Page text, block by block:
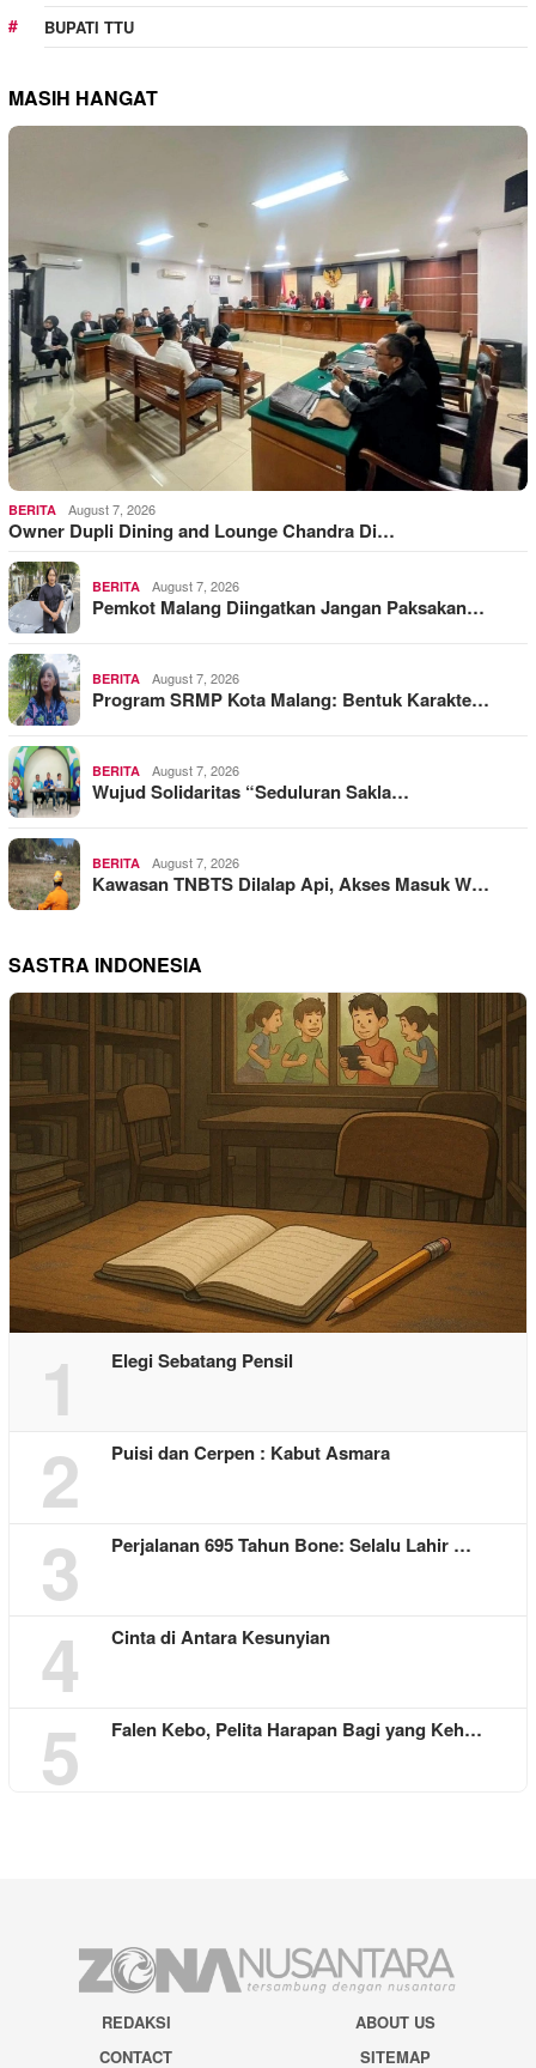
BUPATI TTU
MASIH HANGAT
BERITA August 7, 2026
Owner Dupli Dining and Lounge Chandra Di…
BERITA August 7, 2026
Pemkot Malang Diingatkan Jangan Paksakan…
BERITA August 7, 2026
Program SRMP Kota Malang: Bentuk Karakte…
BERITA August 7, 2026
Wujud Solidaritas “Seduluran Sakla…
BERITA August 7, 2026
Kawasan TNBTS Dilalap Api, Akses Masuk W…
SASTRA INDONESIA
1 Elegi Sebatang Pensil
2 Puisi dan Cerpen : Kabut Asmara
3 Perjalanan 695 Tahun Bone: Selalu Lahir …
4 Cinta di Antara Kesunyian
5 Falen Kebo, Pelita Harapan Bagi yang Keh…
REDAKSI
ABOUT US
CONTACT
SITEMAP